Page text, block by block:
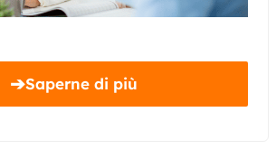
➔Saperne di più